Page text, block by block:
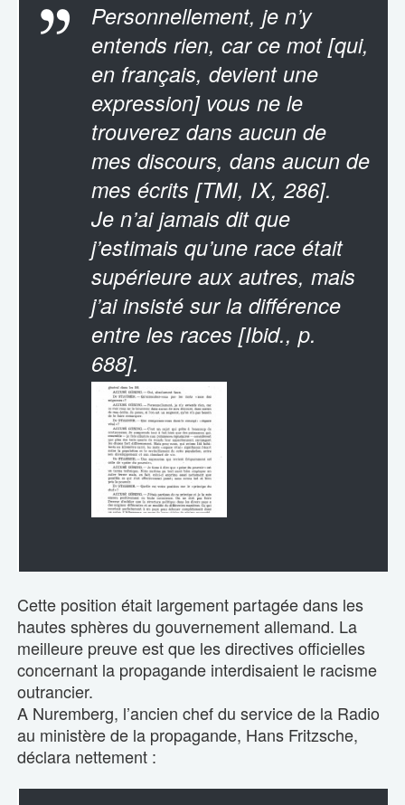
Personnellement, je n’y
entends rien, car ce mot [qui,
en français, devient une
expression] vous ne le
trouverez dans aucun de
mes discours, dans aucun de
mes écrits [TMI, IX, 286].
Je n’ai jamais dit que
j’estimais qu’une race était
supérieure aux autres, mais
j’ai insisté sur la différence
entre les races [Ibid., p.
688].
Cette position était largement partagée dans les
hautes sphères du gouvernement allemand. La
meilleure preuve est que les directives officielles
concernant la propagande interdisaient le racisme
outrancier.
A Nuremberg, l’ancien chef du service de la Radio
au ministère de la propagande, Hans Fritzsche,
déclara nettement :